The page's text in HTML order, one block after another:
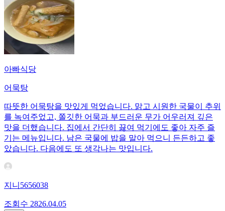
아빠식당
어묵탕
따뜻한 어묵탕을 맛있게 먹었습니다. 맑고 시원한 국물이 추위
를 녹여주었고, 쫄깃한 어묵과 부드러운 무가 어우러져 깊은
맛을 더했습니다. 집에서 간단히 끓여 먹기에도 좋아 자주 즐
기는 메뉴입니다. 남은 국물에 밥을 말아 먹으니 든든하고 좋
았습니다. 다음에도 또 생각나는 맛입니다.
지니5656038
조회수 2826.04.05